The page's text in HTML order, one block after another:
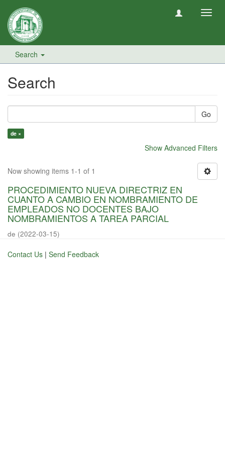
Search
Search
Go
de ×
Show Advanced Filters
Now showing items 1-1 of 1
PROCEDIMIENTO NUEVA DIRECTRIZ EN
CUANTO A CAMBIO EN NOMBRAMIENTO DE
EMPLEADOS NO DOCENTES BAJO
NOMBRAMIENTOS A TAREA PARCIAL
de (2022-03-15)
Contact Us | Send Feedback